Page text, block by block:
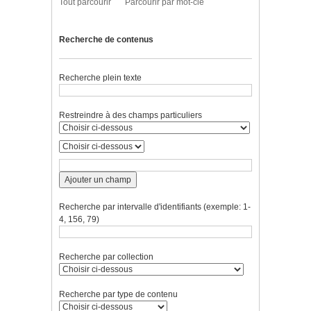
Tout parcourir Parcourir par mot-clé
Recherche de contenus
Recherche plein texte
Restreindre à des champs particuliers
Ajouter un champ
Recherche par intervalle d'identifiants (exemple: 1-
4, 156, 79)
Recherche par collection
Recherche par type de contenu